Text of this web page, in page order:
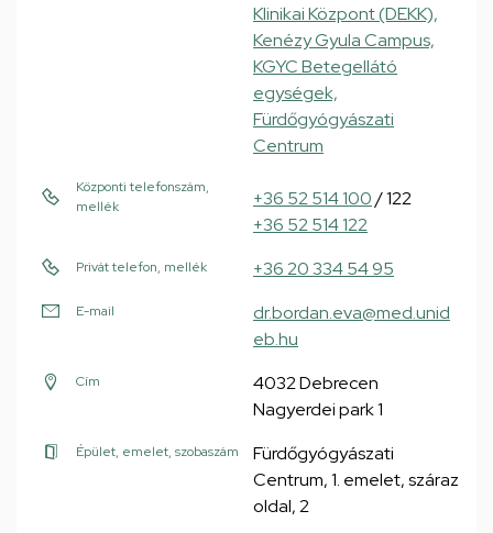
Klinikai Központ (DEKK),
Kenézy Gyula Campus,
KGYC Betegellátó
egységek,
Fürdőgyógyászati
Centrum
Központi telefonszám,
mellék
+36 52 514 100/ 122
+36 52 514 122
Privát telefon, mellék +36 20 334 54 95
E-mail
dr.bordan.eva@med.unid
eb.hu
Cím
4032 Debrecen
Nagyerdei park 1
Épület, emelet, szobaszám
Fürdőgyógyászati
Centrum, 1. emelet, száraz
oldal, 2